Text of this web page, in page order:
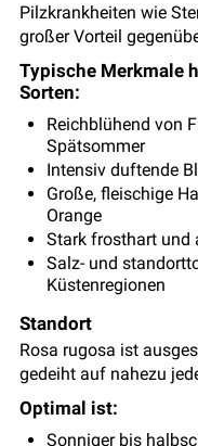
Pilzkrankheiten wie
großer Vorteil
Typische Merkmale
Sorten:
Reichblühend von
Spätsommer
Intensiv duftende
Große, fleischige
Orange
Stark frosthart und
Salz- und
Küstenregionen
Standort
Rosa rugosa ist
gedeiht auf nahezu
Optimal ist:
Sonniger bis